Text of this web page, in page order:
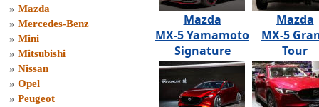
» Mazda
» Mercedes-Benz
» Mini
» Mitsubishi
» Nissan
» Opel
» Peugeot
Mazda
MX-5 Yamamoto
Signature
Mazda
MX-5
Tour